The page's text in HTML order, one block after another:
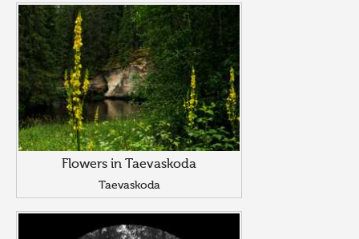
Flowers in Taevaskoda
Taevaskoda